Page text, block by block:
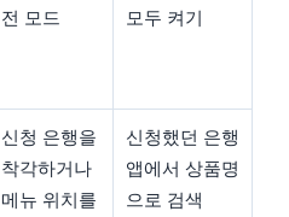
전 모드
모두 켜기
신청 은행을
착각하거나
메뉴 위치를
신청했던 은행
앱에서 상품명
으로 검색